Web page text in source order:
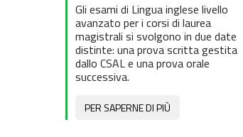
Gli esami di Lingua inglese livello
avanzato per i corsi di laurea
magistrali si svolgono in due date
distinte: una prova scritta gestita
dallo CSAL e una prova orale
successiva.
PER SAPERNE DI PIÙ